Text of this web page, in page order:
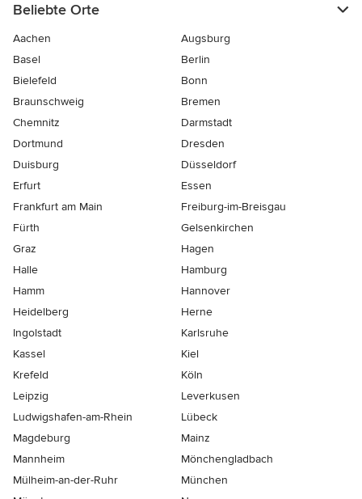
Beliebte Orte
Aachen
Augsburg
Basel
Berlin
Bielefeld
Bonn
Braunschweig
Bremen
Chemnitz
Darmstadt
Dortmund
Dresden
Duisburg
Düsseldorf
Erfurt
Essen
Frankfurt am Main
Freiburg-im-Breisgau
Fürth
Gelsenkirchen
Graz
Hagen
Halle
Hamburg
Hamm
Hannover
Heidelberg
Herne
Ingolstadt
Karlsruhe
Kassel
Kiel
Krefeld
Köln
Leipzig
Leverkusen
Ludwigshafen-am-Rhein
Lübeck
Magdeburg
Mainz
Mannheim
Mönchen­gladbach
Mülheim-an-der-Ruhr
München